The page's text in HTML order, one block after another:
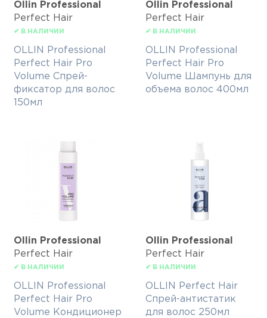
Ollin Professional
Perfect Hair
✔ В НАЛИЧИИ
OLLIN Professional
Perfect Hair Pro
Volume Спрей-
фиксатор для волос
150мл
Ollin Professional
Perfect Hair
✔ В НАЛИЧИИ
OLLIN Professional
Perfect Hair Pro
Volume Шампунь для
объема волос 400мл
Ollin Professional
Perfect Hair
✔ В НАЛИЧИИ
OLLIN Professional
Perfect Hair Pro
Volume Кондиционер
Ollin Professional
Perfect Hair
✔ В НАЛИЧИИ
OLLIN Perfect Hair
Спрей-антистатик
для волос 250мл